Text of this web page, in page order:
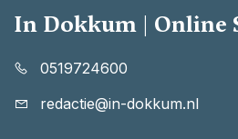
In Dokkum | Online
0519724600
redactie@in-dokkum.nl